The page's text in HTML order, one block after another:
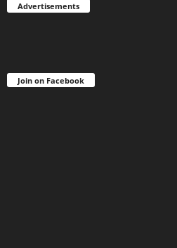
Advertisements
Join on Facebook